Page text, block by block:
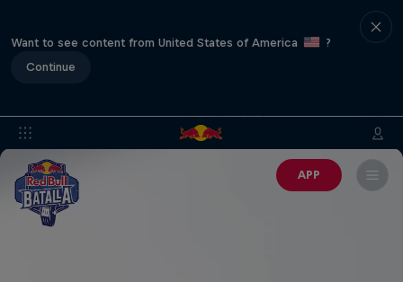
Want to see content from United States of America
?
Continue
APP